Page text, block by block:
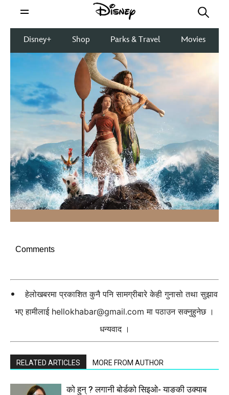
Comments
हेलोखबरमा प्रकाशित कुनै पनि सामग्रीबारे केही गुनासो तथा सुझाव
भए हामीलाई hellokhabar@gmail.com मा पठाउन सक्नुहुनेछ ।
धन्यवाद ।
RELATED ARTICLES MORE FROM AUTHOR
को हुन् ? लगानी बोर्डको सिइओ- याङकी उक्याब